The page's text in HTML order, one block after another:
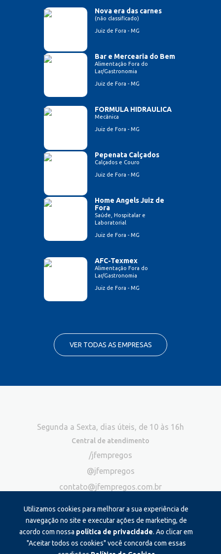
Nova era das carnes
(não classificado)
Juiz de Fora - MG
Bar e Mercearia do Bem
Alimentação Fora do
Lar/Gastronomia
Juiz de Fora - MG
FORMULA HIDRAULICA
Mecânica
Juiz de Fora - MG
Pepenata Calçados
Calçados e Couro
Juiz de Fora - MG
Home Angels Juiz de
Fora
Saúde, Hospitalar e
Laboratorial
Juiz de Fora - MG
AFC-Texmex
Alimentação Fora do
Lar/Gastronomia
Juiz de Fora - MG
VER TODAS AS EMPRESAS
Utilizamos cookies para melhorar a sua experiência de
navegação no site e executar ações de marketing, de
acordo com nossa política de privacidade. Ao clicar em
"Aceitar todos os cookies" você concorda com essas
Segunda a Sexta, dias úteis, de 10 às 16h
Central de atendimento
/jfempregos
@jfempregos
contato@jfempregos.com.br
Publicidade
*Exclusivo para atendimento via chat. Não atendemos ligações neste
canal